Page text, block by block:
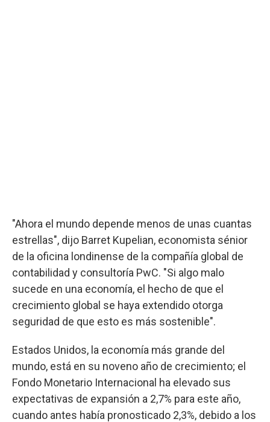
"Ahora el mundo depende menos de unas cuantas
estrellas", dijo Barret Kupelian, economista sénior
de la oficina londinense de la compañía global de
contabilidad y consultoría PwC. "Si algo malo
sucede en una economía, el hecho de que el
crecimiento global se haya extendido otorga
seguridad de que esto es más sostenible".
Estados Unidos, la economía más grande del
mundo, está en su noveno año de crecimiento; el
Fondo Monetario Internacional ha elevado sus
expectativas de expansión a 2,7% para este año,
cuando antes había pronosticado 2,3%, debido a los